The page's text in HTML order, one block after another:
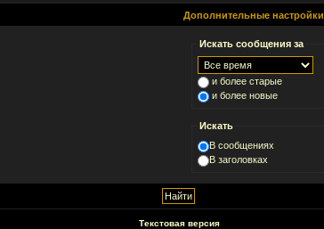
Дополнительные настройки
Искать сообщения за
и более старые
и более новые
Искать
В сообщениях
В заголовках
Текстовая версия